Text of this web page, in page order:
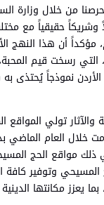
من خلال وزارة
وشريكاً حقيقياً مع
مؤكداً أن هذا النهج
التي رسخت قيم
نموذجاً يُحتذى
والآثار تولي
خلال العام الماضي
مواقع الحج
وتوفير كافة
يعزز مكانتها الدينية